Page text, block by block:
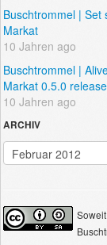
Buschtrommel |
Markat
10 Jahren ago
Buschtrommel |
Markat 0.5.0
10 Jahren ago
ARCHIV
Archiv